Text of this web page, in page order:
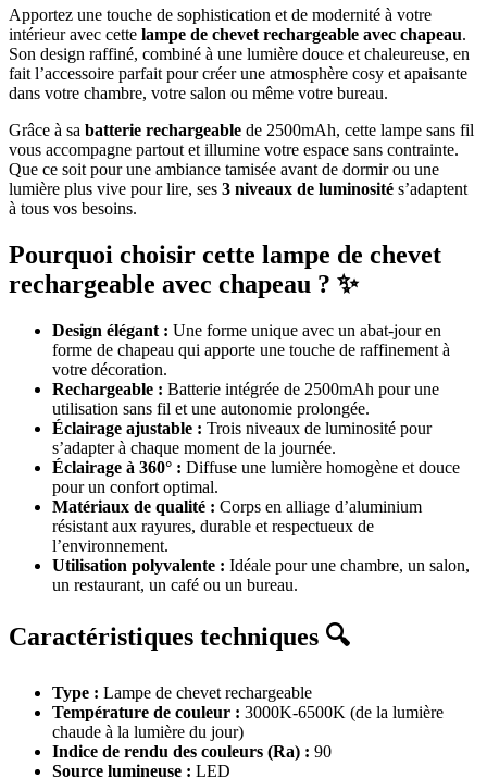
Apportez une touche de sophistication et de modernité à votre
intérieur avec cette lampe de chevet rechargeable avec chapeau.
Son design raffiné, combiné à une lumière douce et chaleureuse, en
fait l’accessoire parfait pour créer une atmosphère cosy et apaisante
dans votre chambre, votre salon ou même votre bureau.
Grâce à sa batterie rechargeable de 2500mAh, cette lampe sans fil
vous accompagne partout et illumine votre espace sans contrainte.
Que ce soit pour une ambiance tamisée avant de dormir ou une
lumière plus vive pour lire, ses 3 niveaux de luminosité s’adaptent
à tous vos besoins.
Pourquoi choisir cette lampe de chevet
rechargeable avec chapeau ? ✨
Design élégant : Une forme unique avec un abat-jour en
forme de chapeau qui apporte une touche de raffinement à
votre décoration.
Rechargeable : Batterie intégrée de 2500mAh pour une
utilisation sans fil et une autonomie prolongée.
Éclairage ajustable : Trois niveaux de luminosité pour
s’adapter à chaque moment de la journée.
Éclairage à 360° : Diffuse une lumière homogène et douce
pour un confort optimal.
Matériaux de qualité : Corps en alliage d’aluminium
résistant aux rayures, durable et respectueux de
l’environnement.
Utilisation polyvalente : Idéale pour une chambre, un salon,
un restaurant, un café ou un bureau.
Caractéristiques techniques 🔍
Type : Lampe de chevet rechargeable
Température de couleur : 3000K-6500K (de la lumière
chaude à la lumière du jour)
Indice de rendu des couleurs (Ra) : 90
Source lumineuse : LED